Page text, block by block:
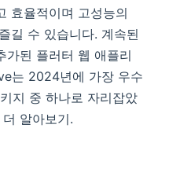
효율적이며 고성능의
길 수 있습니다. 계속된
가된 플러터 웹 애플리
는 2024년에 가장 우수
지 중 하나로 자리잡았
알아보기.